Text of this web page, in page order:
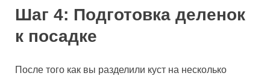
Шаг 4: Подготовка деленок
к посадке
После того как вы разделили куст на несколько